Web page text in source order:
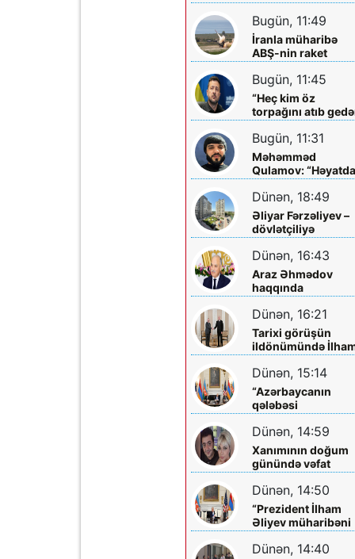
edə bilər - Vitse-
prezident açıqladı
Bugün, 11:49
İranla müharibə
ABŞ-nin raket
ehtiyatını
Bugün, 11:45
“Heç kim öz
torpağını atıb
deyil” - Zelenski
Bugün, 11:31
Məhəmməd
Qulamov: “Həyatda
ən böyük dəstəyim
Atam və rejissor
Rövşən İsax olub”
Dünən, 18:49
Əliyar Fərzəliyev –
dövlətçiliyə
sədaqəti, Vətən
sevgisi və xeyirxah
əməlləri ilə seçilən
ziyalı
Dünən, 16:43
Araz Əhmədov
haqqında
danışanlara bir
sözüm var: əvvəl
tanıyın, sonra
danışın!
Dünən, 16:21
Tarixi görüşün
ildönümündə
Əliyevə zəng etdi
Dünən, 15:14
“Azərbaycanın
qələbəsi
Ermənistanın
müstəqilliyini
möhkəmlətdi”
Dünən, 14:59
Xanımının doğum
günündə vəfat
edibmiş...
Dünən, 14:50
“Prezident İlham
Əliyev müharibəni
qazandı, həm də
sülhü qazandı!”
Dünən, 14:40